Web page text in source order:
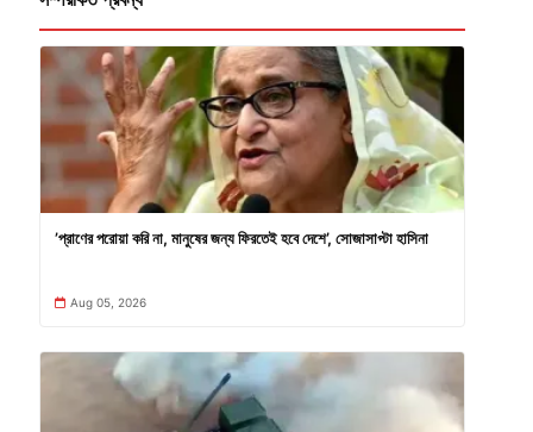
’প্রাণের পরোয়া করি না, মানুষের জন্য ফিরতেই হবে দেশে’, সোজাসাপ্টা হাসিনা
Aug 05, 2026